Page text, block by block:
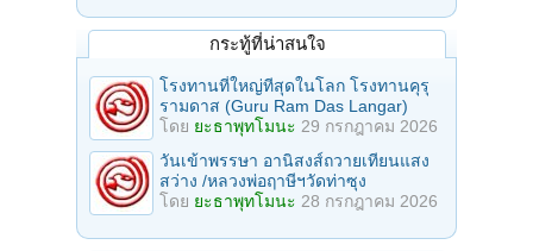
กระทู้ที่น่าสนใจ
โรงทานที่ใหญ่ทีสุดในโลก โรงทานคุรุ
รามดาส (Guru Ram Das Langar)
โดย ยะธาพุทโมนะ 29 กรกฎาคม 2026
วันเข้าพรรษา อานิสงส์ถวายเทียนแสง
สว่าง /หลวงพ่อฤาษีฯวัดท่าซุง
โดย ยะธาพุทโมนะ 28 กรกฎาคม 2026